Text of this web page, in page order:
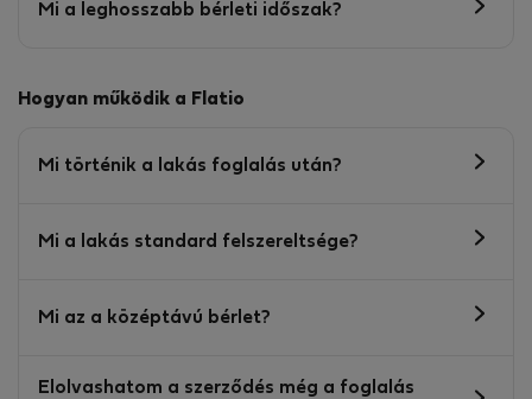
Mi a leghosszabb bérleti időszak?
Hogyan működik a Flatio
Mi történik a lakás foglalás után?
Mi a lakás standard felszereltsége?
Mi az a középtávú bérlet?
Elolvashatom a szerződés még a foglalás